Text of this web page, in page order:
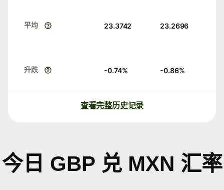
平均 23.3742 23.2696
升跌 -0.74% -0.86%
查看完整历史记录
今日 GBP 兑 MXN 汇率